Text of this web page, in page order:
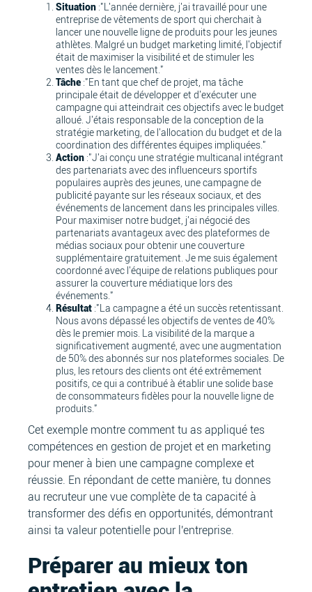
Situation :"L'année dernière, j'ai travaillé pour une
entreprise de vêtements de sport qui cherchait à
lancer une nouvelle ligne de produits pour les jeunes
athlètes. Malgré un budget marketing limité, l'objectif
était de maximiser la visibilité et de stimuler les
ventes dès le lancement."
Tâche :"En tant que chef de projet, ma tâche
principale était de développer et d'exécuter une
campagne qui atteindrait ces objectifs avec le budget
alloué. J'étais responsable de la conception de la
stratégie marketing, de l'allocation du budget et de la
coordination des différentes équipes impliquées."
Action :"J'ai conçu une stratégie multicanal intégrant
des partenariats avec des influenceurs sportifs
populaires auprès des jeunes, une campagne de
publicité payante sur les réseaux sociaux, et des
événements de lancement dans les principales villes.
Pour maximiser notre budget, j'ai négocié des
partenariats avantageux avec des plateformes de
médias sociaux pour obtenir une couverture
supplémentaire gratuitement. Je me suis également
coordonné avec l'équipe de relations publiques pour
assurer la couverture médiatique lors des
événements."
Résultat :"La campagne a été un succès retentissant.
Nous avons dépassé les objectifs de ventes de 40%
dès le premier mois. La visibilité de la marque a
significativement augmenté, avec une augmentation
de 50% des abonnés sur nos plateformes sociales. De
plus, les retours des clients ont été extrêmement
positifs, ce qui a contribué à établir une solide base
de consommateurs fidèles pour la nouvelle ligne de
produits."
Cet exemple montre comment tu as appliqué tes
compétences en gestion de projet et en marketing
pour mener à bien une campagne complexe et
réussie. En répondant de cette manière, tu donnes
au recruteur une vue complète de ta capacité à
transformer des défis en opportunités, démontrant
ainsi ta valeur potentielle pour l'entreprise.
Préparer au mieux ton